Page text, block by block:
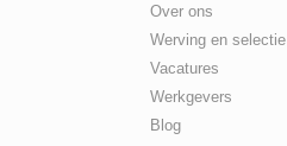
Over ons
Werving en selectie
Vacatures
Werkgevers
Blog